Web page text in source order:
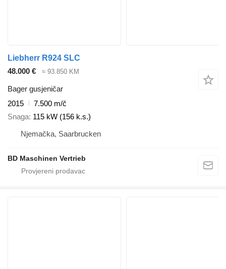
Liebherr R924 SLC
48.000 €
≈ 93.850 KM
Bager gusjeničar
2015
7.500 m/č
Snaga 115 kW (156 k.s.)
Njemačka, Saarbrucken
BD Maschinen Vertrieb